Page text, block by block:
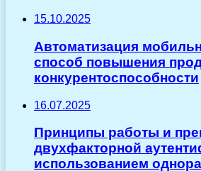
15.10.2025
Автоматизация
способ повышения
конкурентоспособности
16.07.2025
Принципы работы и
двухфакторной
использованием